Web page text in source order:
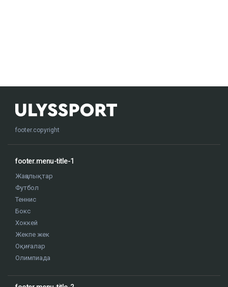
footer.copyright
footer.menu-title-1
Жаңалықтар
Футбол
Теннис
Бокс
Хоккей
Жекпе жек
Оқиғалар
Олимпиада